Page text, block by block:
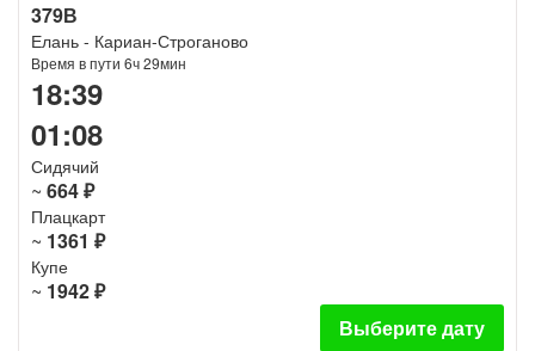
379В
Елань - Кариан-Строганово
Время в пути 6ч 29мин
18:39
01:08
Сидячий
~ 664 ₽
Плацкарт
~ 1361 ₽
Купе
~ 1942 ₽
Выберите дату